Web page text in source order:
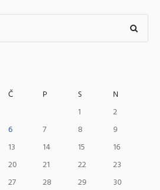
Č P S
N
1
2
6 7 8
9
13 14 15
16
20 21 22
23
27 28 29
30